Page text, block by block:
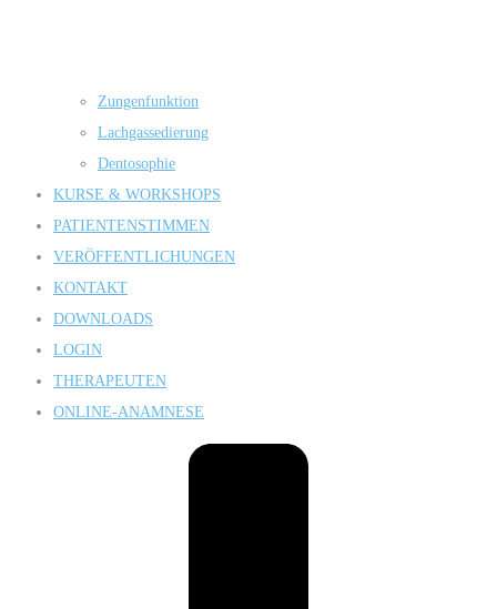
Zungenfunktion
Lachgassedierung
Dentosophie
KURSE & WORKSHOPS
PATIENTENSTIMMEN
VERÖFFENTLICHUNGEN
KONTAKT
DOWNLOADS
LOGIN
THERAPEUTEN
ONLINE-ANAMNESE